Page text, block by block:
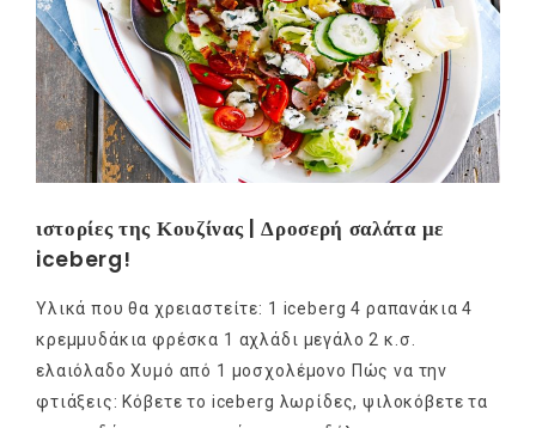
ιστορίες της Κουζίνας | Δροσερή σαλάτα με
iceberg!
Υλικά που θα χρειαστείτε: 1 iceberg 4 ραπανάκια 4
κρεμμυδάκια φρέσκα 1 αχλάδι μεγάλο 2 κ.σ.
ελαιόλαδο Xυμό από 1 μοσχολέμονο Πώς να την
φτιάξεις: Κόβετε το iceberg λωρίδες, ψιλοκόβετε τα